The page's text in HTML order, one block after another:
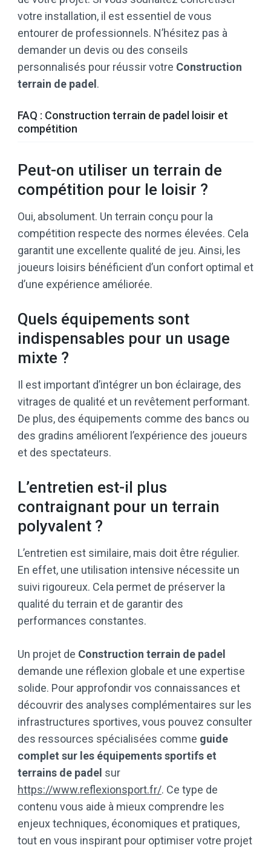
votre installation, il est essentiel de vous
entourer de professionnels. N’hésitez pas à
demander un devis ou des conseils
personnalisés pour réussir votre Construction
terrain de padel.
FAQ : Construction terrain de padel loisir et
compétition
Peut-on utiliser un terrain de
compétition pour le loisir ?
Oui, absolument. Un terrain conçu pour la
compétition respecte des normes élevées. Cela
garantit une excellente qualité de jeu. Ainsi, les
joueurs loisirs bénéficient d’un confort optimal et
d’une expérience améliorée.
Quels équipements sont
indispensables pour un usage
mixte ?
Il est important d’intégrer un bon éclairage, des
vitrages de qualité et un revêtement performant.
De plus, des équipements comme des bancs ou
des gradins améliorent l’expérience des joueurs
et des spectateurs.
L’entretien est-il plus
contraignant pour un terrain
polyvalent ?
L’entretien est similaire, mais doit être régulier.
En effet, une utilisation intensive nécessite un
suivi rigoureux. Cela permet de préserver la
qualité du terrain et de garantir des
performances constantes.
Un projet de Construction terrain de padel
demande une réflexion globale et une expertise
solide. Pour approfondir vos connaissances et
découvrir des analyses complémentaires sur les
infrastructures sportives, vous pouvez consulter
des ressources spécialisées comme guide
complet sur les équipements sportifs et
terrains de padel sur
https://www.reflexionsport.fr/. Ce type de
contenu vous aide à mieux comprendre les
enjeux techniques, économiques et pratiques,
tout en vous inspirant pour optimiser votre projet